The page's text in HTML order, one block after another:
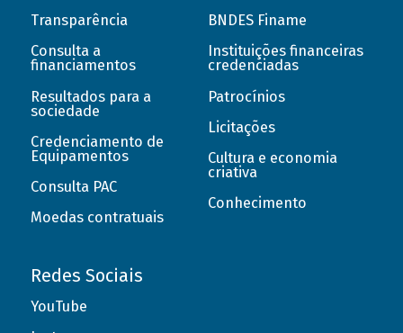
Transparência
Consulta a
financiamentos
Resultados para a
sociedade
Credenciamento de
Equipamentos
Consulta PAC
Moedas contratuais
BNDES Finame
Instituições financeiras
credenciadas
Patrocínios
Licitações
Cultura e economia
criativa
Conhecimento
Redes Sociais
YouTube